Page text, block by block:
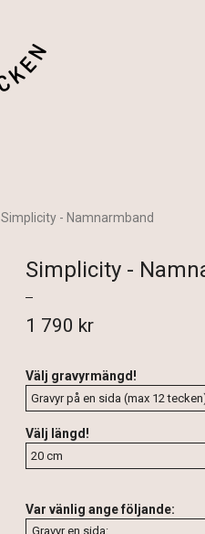
Simplicity - Namnarmband
Simplicity -
1 790 kr
Välj gravyrmängd!
Välj längd!
Var vänlig ange följande: